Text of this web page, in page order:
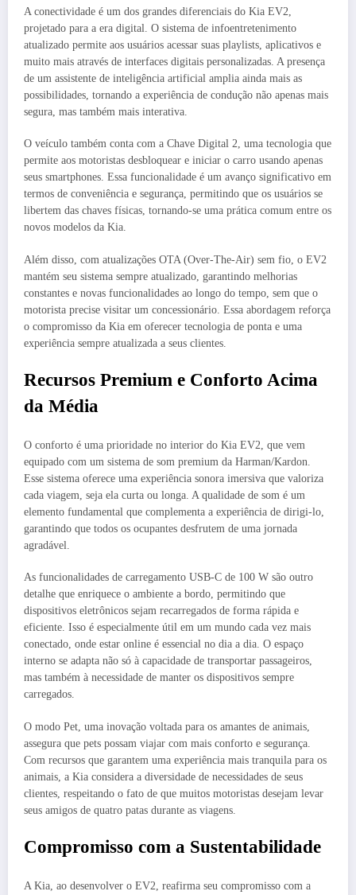
A conectividade é um dos grandes diferenciais do Kia EV2,
projetado para a era digital. O sistema de infoentretenimento
atualizado permite aos usuários acessar suas playlists, aplicativos e
muito mais através de interfaces digitais personalizadas. A presença
de um assistente de inteligência artificial amplia ainda mais as
possibilidades, tornando a experiência de condução não apenas mais
segura, mas também mais interativa.
O veículo também conta com a Chave Digital 2, uma tecnologia que
permite aos motoristas desbloquear e iniciar o carro usando apenas
seus smartphones. Essa funcionalidade é um avanço significativo em
termos de conveniência e segurança, permitindo que os usuários se
libertem das chaves físicas, tornando-se uma prática comum entre os
novos modelos da Kia.
Além disso, com atualizações OTA (Over-The-Air) sem fio, o EV2
mantém seu sistema sempre atualizado, garantindo melhorias
constantes e novas funcionalidades ao longo do tempo, sem que o
motorista precise visitar um concessionário. Essa abordagem reforça
o compromisso da Kia em oferecer tecnologia de ponta e uma
experiência sempre atualizada a seus clientes.
Recursos Premium e Conforto Acima
da Média
O conforto é uma prioridade no interior do Kia EV2, que vem
equipado com um sistema de som premium da Harman/Kardon.
Esse sistema oferece uma experiência sonora imersiva que valoriza
cada viagem, seja ela curta ou longa. A qualidade de som é um
elemento fundamental que complementa a experiência de dirigi-lo,
garantindo que todos os ocupantes desfrutem de uma jornada
agradável.
As funcionalidades de carregamento USB-C de 100 W são outro
detalhe que enriquece o ambiente a bordo, permitindo que
dispositivos eletrônicos sejam recarregados de forma rápida e
eficiente. Isso é especialmente útil em um mundo cada vez mais
conectado, onde estar online é essencial no dia a dia. O espaço
interno se adapta não só à capacidade de transportar passageiros,
mas também à necessidade de manter os dispositivos sempre
carregados.
O modo Pet, uma inovação voltada para os amantes de animais,
assegura que pets possam viajar com mais conforto e segurança.
Com recursos que garantem uma experiência mais tranquila para os
animais, a Kia considera a diversidade de necessidades de seus
clientes, respeitando o fato de que muitos motoristas desejam levar
seus amigos de quatro patas durante as viagens.
Compromisso com a Sustentabilidade
A Kia, ao desenvolver o EV2, reafirma seu compromisso com a